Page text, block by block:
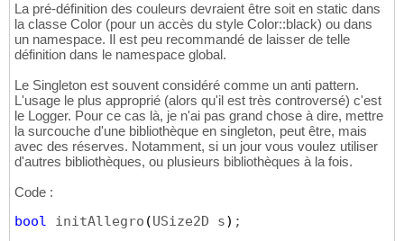
La pré-définition des couleurs devraient être soit en static dans
la classe Color (pour un accès du style Color::black) ou dans
un namespace. Il est peu recommandé de laisser de telle
définition dans le namespace global.
Le Singleton est souvent considéré comme un anti pattern.
L'usage le plus approprié (alors qu'il est très controversé) c'est
le Logger. Pour ce cas là, je n'ai pas grand chose à dire, mettre
la surcouche d'une bibliothèque en singleton, peut être, mais
avec des réserves. Notamment, si un jour vous voulez utiliser
d'autres bibliothèques, ou plusieurs bibliothèques à la fois.
Code :
bool initAllegro (USize2D s) ;